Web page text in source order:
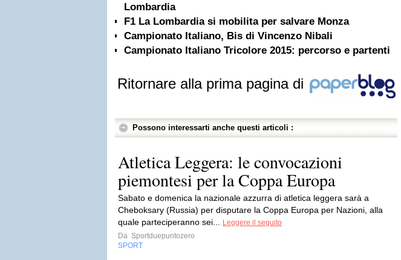
Lombardia
F1 La Lombardia si mobilita per salvare Monza
Campionato Italiano, Bis di Vincenzo Nibali
Campionato Italiano Tricolore 2015: percorso e partenti
Ritornare alla prima pagina di
Possono interessarti anche questi articoli :
Atletica Leggera: le convocazioni
piemontesi per la Coppa Europa
Sabato e domenica la nazionale azzurra di atletica leggera sarà a
Cheboksary (Russia) per disputare la Coppa Europa per Nazioni, alla
quale parteciperanno sei...
Leggere il seguito
Da Sportduepuntozero
SPORT